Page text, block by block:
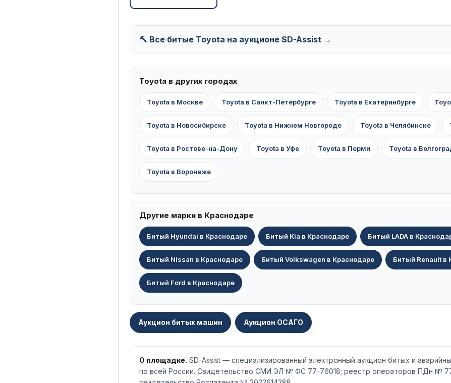
🔨 Все битые Toyota на аукционе SD-Assist →
Toyota в других городах
Toyota в Москве Toyota в Санкт-Петербурге Toyota в Екатеринбурге
Toyota в Новосибирске Toyota в Нижнем Новгороде Toyota в Челябинске
Toyota в Ростове-на-Дону Toyota в Уфе Toyota в Перми Toyota в
Toyota в Воронеже
Другие марки в Краснодаре
Битый Hyundai в Краснодаре Битый Kia в Краснодаре Битый LADA в
Битый Nissan в Краснодаре Битый Volkswagen в Краснодаре Битый Renault в
Битый Ford в Краснодаре
Аукцион битых машин Аукцион ОСАГО
О площадке. SD-Assist — специализированный электронный аукцион битых и
по всей России. Свидетельство СМИ ЭЛ № ФС 77-76018; реестр операторов ПДн №